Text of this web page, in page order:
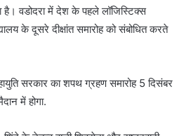
है। वडोदरा में देश के पहले लॉजिस्टिक्स
के दूसरे दीक्षांत समारोह को संबोधित करते
सरकार का शपथ ग्रहण समारोह 5 दिसंबर
में होगा.